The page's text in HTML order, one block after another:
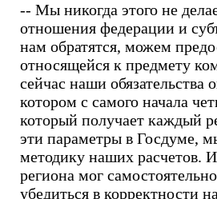
-- Мы никогда этого не
отношения федерации и
нам обратятся, можем
относящейся к предмету
сейчас наши обязательства
котором с самого начала
который получает каждый
эти параметры в Госдуме,
методику наших расчетов.
региона мог
убедиться в корректности